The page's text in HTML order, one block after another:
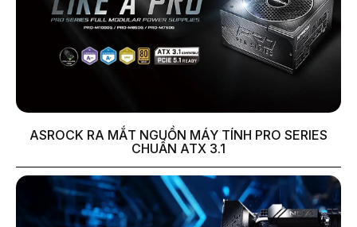
ASROCK RA MẮT NGUỒN MÁY TÍNH PRO SERIES
CHUẨN ATX 3.1